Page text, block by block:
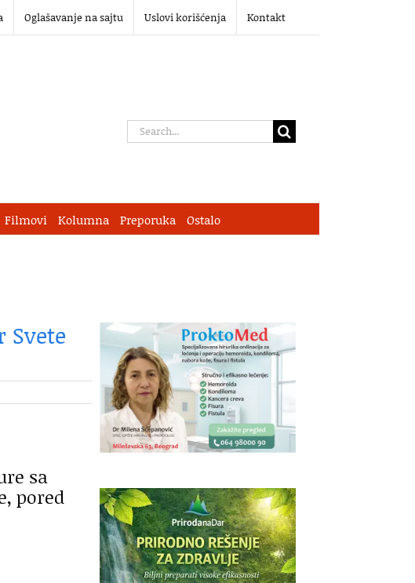
Oglašavanje na sajtu Uslovi korišćenja Kontakt
Search
Filmovi Kolumna Preporuka Ostalo
Svete
sa
pored